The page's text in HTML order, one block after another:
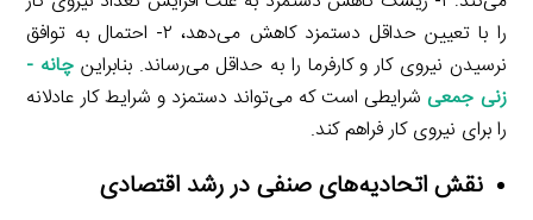
را با تعیین حداقل دستمزد کاهش می‌دهد، ۲- احتمال به توافق
نرسیدن نیروی کار و کارفرما را به حداقل می‌رساند. بنابراینچانه ­
زنی جمعیشرایطی است که می‌تواند دستمزد و شرایط کار عادلانه
را برای نیروی کار فراهم کند.
نقش اتحادیه‌های صنفی در رشد اقتصادی